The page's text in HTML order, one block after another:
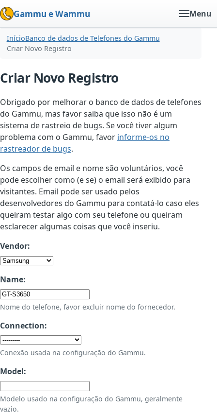
Gammu e Wammu Menu
InícioBanco de dados de Telefones do Gammu
Criar Novo Registro
Criar Novo Registro
Obrigado por melhorar o banco de dados de telefones
do Gammu, mas favor saiba que isso não é um
sistema de rastreio de bugs. Se você tiver algum
problema com o Gammu, favor informe-os no
rastreador de bugs.
Os campos de email e nome são voluntários, você
pode escolher como (e se) o email será exibido para
visitantes. Email pode ser usado pelos
desenvolvedores do Gammu para contatá-lo caso eles
queiram testar algo com seu telefone ou queiram
esclarecer algumas coisas que você inseriu.
Vendor:
Name:
Nome do telefone, favor excluir nome do fornecedor.
Connection:
Conexão usada na configuração do Gammu.
Model:
Modelo usado na configuração do Gammu, geralmente
vazio.